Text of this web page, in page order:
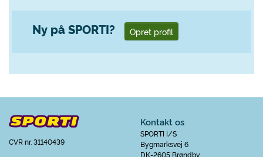
Ny på SPORTI? Opret profil
CVR nr. 31140439
Kontakt os
SPORTI I/S
Bygmarksvej 6
DK-2605 Brøndby